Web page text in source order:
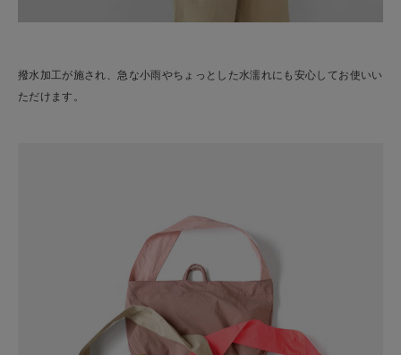
撥水加工が施され、急な小雨やちょっとした水濡れにも安心してお使いい
ただけます。